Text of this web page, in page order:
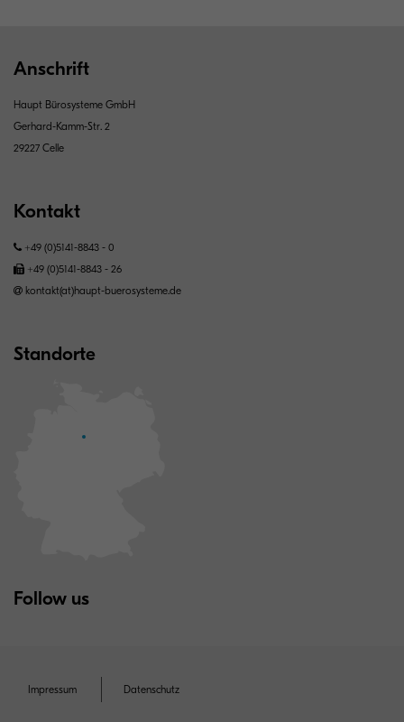
Anschrift
Haupt Bürosysteme GmbH
Gerhard-Kamm-Str. 2
29227 Celle
Kontakt
+49 (0)5141-8843 - 0
+49 (0)5141-8843 - 26
kontakt(at)haupt-buerosysteme.de
Standorte
Follow us
Impressum Datenschutz